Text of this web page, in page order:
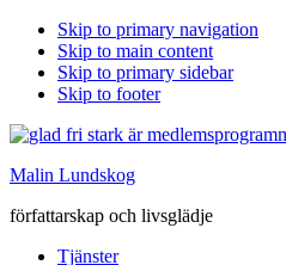
Skip to primary navigation
Skip to main content
Skip to primary sidebar
Skip to footer
Malin Lundskog
författarskap och livsglädje
Tjänster